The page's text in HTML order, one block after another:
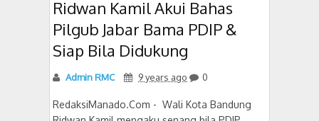
Ridwan Kamil Akui Bahas
Pilgub Jabar Bama PDIP &
Siap Bila Didukung
Admin RMC 9 years ago 0
RedaksiManado.Com - Wali Kota Bandung